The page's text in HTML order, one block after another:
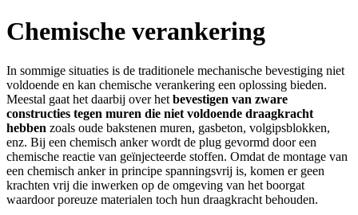
Chemische verankering
In sommige situaties is de traditionele mechanische bevestiging niet
voldoende en kan chemische verankering een oplossing bieden.
Meestal gaat het daarbij over het bevestigen van zware
constructies tegen muren die niet voldoende draagkracht
hebben zoals oude bakstenen muren, gasbeton, volgipsblokken,
enz. Bij een chemisch anker wordt de plug gevormd door een
chemische reactie van geïnjecteerde stoffen. Omdat de montage van
een chemisch anker in principe spanningsvrij is, komen er geen
krachten vrij die inwerken op de omgeving van het boorgat
waardoor poreuze materialen toch hun draagkracht behouden.